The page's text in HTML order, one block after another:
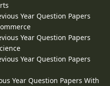
Year Question Papers
Year Question Papers
Year Question Papers
Year Question Papers With